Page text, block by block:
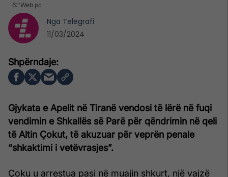
6:"Web pc
Gjykata e Apelit në Tiranë vendosi të lërë në fuqi
vendimin e Shkallës së Parë për qëndrimin në qeli
të Altin Çokut, të akuzuar për veprën penale
“shkaktimi i vetëvrasjes”.
Çoku u arrestua pasi në muajin shkurt, një vajzë
Nga Telegrafi
11/03/2024